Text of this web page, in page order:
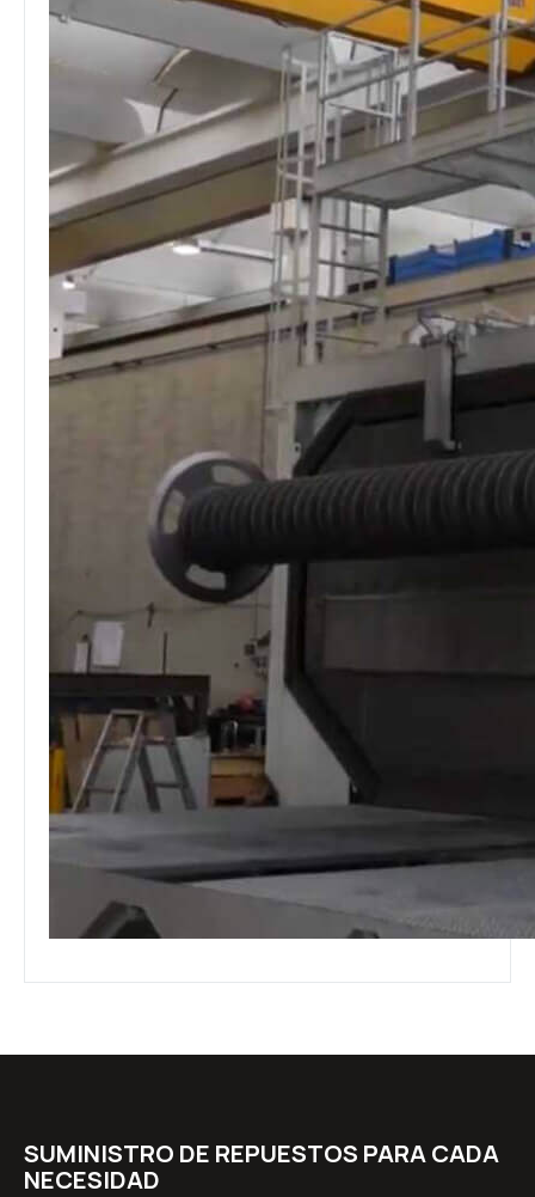
SUMINISTRO DE REPUESTOS PARA CADA
NECESIDAD